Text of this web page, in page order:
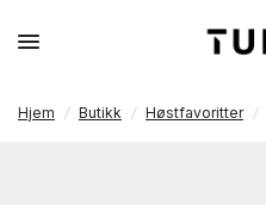
Hjem / Butikk / Høstfavoritter /